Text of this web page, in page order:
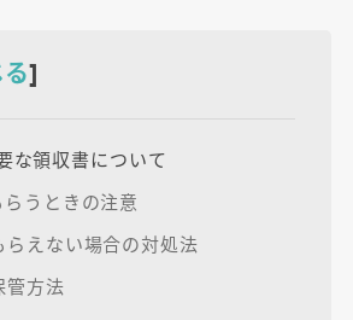
]
な領収書について
うときの注意
えない場合の対処法
管方法